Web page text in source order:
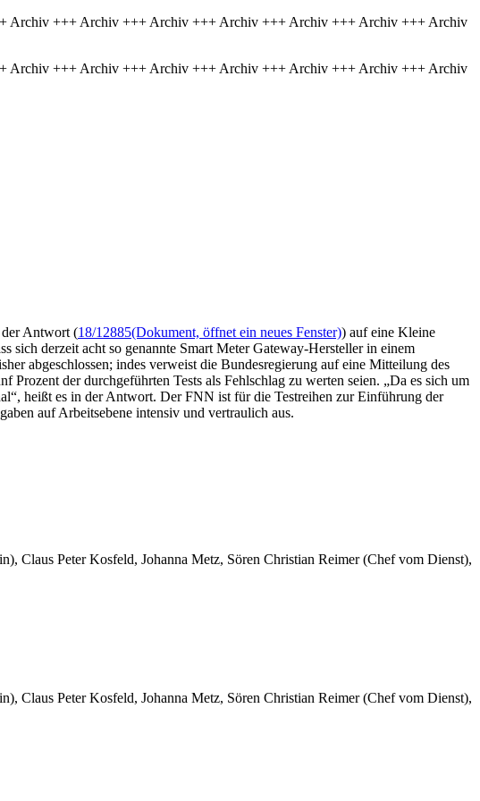
+++ Archiv +++ Archiv +++ Archiv +++ Archiv +++ Archiv +++ Archiv
+++ Archiv +++ Archiv +++ Archiv +++ Archiv +++ Archiv +++ Archiv
der Antwort (18/12885(Dokument, öffnet ein neues Fenster)) auf eine Kleine
sich derzeit acht so genannte Smart Meter Gateway-Hersteller in einem
abgeschlossen; indes verweist die Bundesregierung auf eine Mitteilung des
der durchgeführten Tests als Fehlschlag zu werten seien. „Da es sich um
heißt es in der Antwort. Der FNN ist für die Testreihen zur Einführung der
auf Arbeitsebene intensiv und vertraulich aus.
Claus Peter Kosfeld, Johanna Metz, Sören Christian Reimer (Chef vom Dienst),
Claus Peter Kosfeld, Johanna Metz, Sören Christian Reimer (Chef vom Dienst),